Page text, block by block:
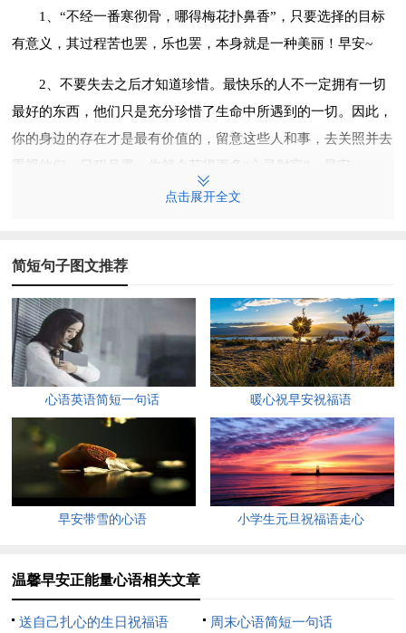
1、“不经一番寒彻骨，哪得梅花扑鼻香”，只要选择的目标
有意义，其过程苦也罢，乐也罢，本身就是一种美丽！早安~
2、不要失去之后才知道珍惜。最快乐的人不一定拥有一切
最好的东西，他们只是充分珍惜了生命中所遇到的一切。因此，
你的身边的存在才是最有价值的，留意这些人和事，去关照并去
3、逃避，不一定躲得过；面对，不一定最难受；尽力，才
4、梦想不去做，只是妄想，不要让你的梦想只是想想，一
个行动胜过百个空想。
5、别总埋怨老天对你不公，其实老天根本不知道你是谁。
早安~
6、只要是朝着太阳升起的方向走，即便在噩梦醒来的时
候，仍然看得见黎明的曙光。
7、一个人相信自己是什么，就会是什么。一个人心里怎样
想，就会成为怎样的人。
有各的潇洒，你笑，全世界跟着你笑。你哭，全世界只有你一个
人哭。当不能拥有时，唯一能做的就是令自己不要忘记。早安~
点击展开全文
简短句子图文推荐
心语英语简短一句话 暖心祝早安祝福语
早安带雪的心语 小学生元旦祝福语走心
温馨早安正能量心语相关文章
送自己扎心的生日祝福语
周末心语简短一句话